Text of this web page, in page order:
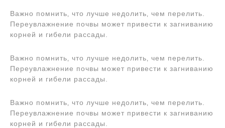
Важно помнить‚ что лучше недолить‚ чем перелить.
Переувлажнение почвы может привести к загниванию
корней и гибели рассады.
Важно помнить‚ что лучше недолить‚ чем перелить.
Переувлажнение почвы может привести к загниванию
корней и гибели рассады.
Важно помнить‚ что лучше недолить‚ чем перелить.
Переувлажнение почвы может привести к загниванию
корней и гибели рассады.